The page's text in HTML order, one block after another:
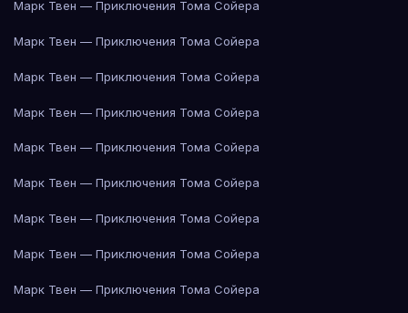
Марк Твен — Приключения Тома Сойера
Марк Твен — Приключения Тома Сойера
Марк Твен — Приключения Тома Сойера
Марк Твен — Приключения Тома Сойера
Марк Твен — Приключения Тома Сойера
Марк Твен — Приключения Тома Сойера
Марк Твен — Приключения Тома Сойера
Марк Твен — Приключения Тома Сойера
Марк Твен — Приключения Тома Сойера